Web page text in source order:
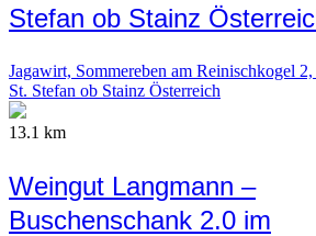
Stefan ob Stainz
Jagawirt, Sommereben am Reinischkogel 2,
St. Stefan ob Stainz Österreich
13.1 km
Weingut Langmann –
Buschenschank 2.0 im